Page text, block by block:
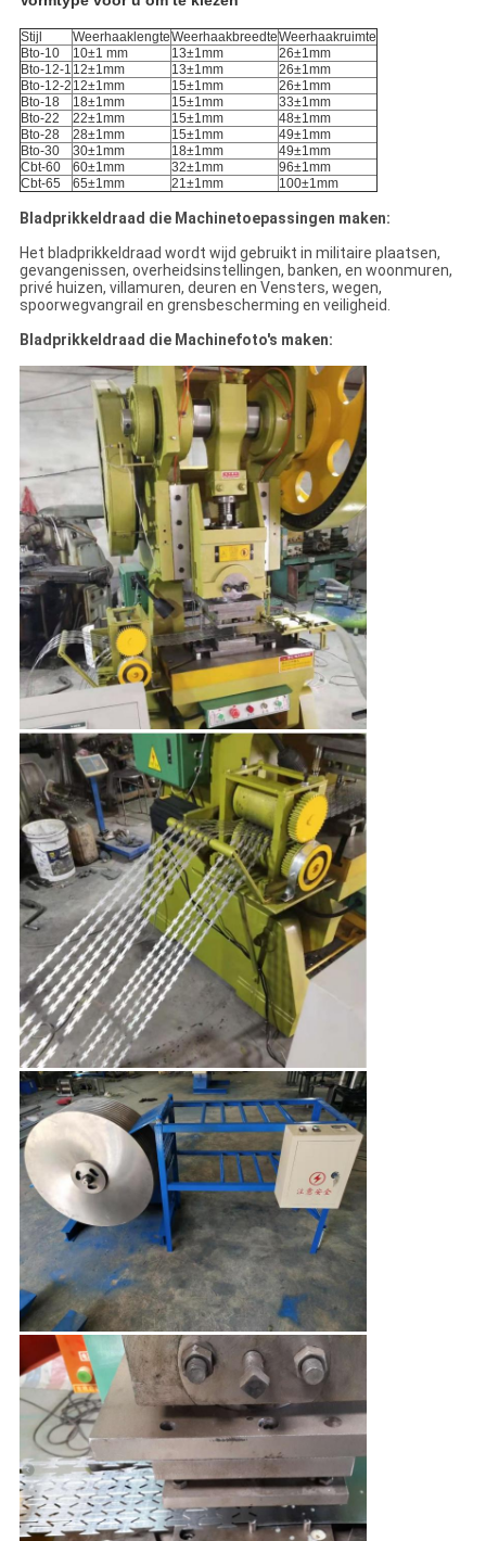
Stijl WeerhaaklengteWeerhaakbreedteWeerhaakruimte
Bto-10
10±1 mm 13±1mm
26±1mm
Bto-12-1 12±1mm 13±1mm
26±1mm
Bto-12-2 12±1mm 15±1mm
26±1mm
Bto-18
18±1mm 15±1mm
33±1mm
Bto-22
22±1mm 15±1mm
48±1mm
Bto-28
28±1mm 15±1mm
49±1mm
Bto-30
30±1mm 18±1mm
49±1mm
Cbt-60
60±1mm 32±1mm
96±1mm
Cbt-65
65±1mm 21±1mm 100±1mm
Bladprikkeldraad die Machinetoepassingen maken:
Het bladprikkeldraad wordt wijd gebruikt in militaire plaatsen,
gevangenissen, overheidsinstellingen, banken, en woonmuren,
privé huizen, villamuren, deuren en Vensters, wegen,
spoorwegvangrail en grensbescherming en veiligheid.
Bladprikkeldraad die Machinefoto's maken: